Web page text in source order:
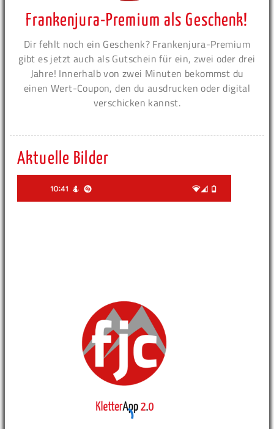
Frankenjura-Premium als Geschenk!
Dir fehlt noch ein Geschenk? Frankenjura-Premium
gibt es jetzt auch als Gutschein für ein, zwei oder drei
Jahre! Innerhalb von zwei Minuten bekommst du
einen Wert-Coupon, den du ausdrucken oder digital
verschicken kannst.
Aktuelle Bilder